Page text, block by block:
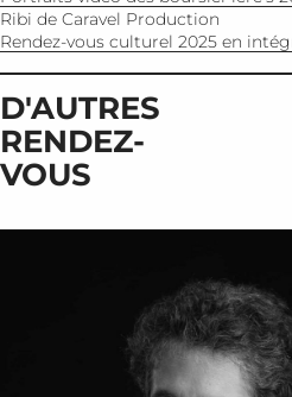
Ribi de Caravel Production
Rendez-vous culturel 2025 en
D'AUTRES
RENDEZ-
VOUS